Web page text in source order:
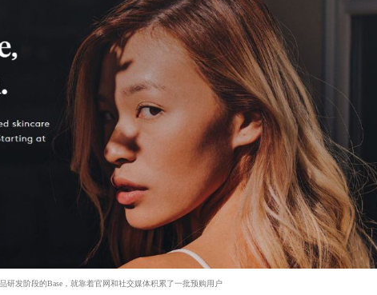
研发阶段的Base，就靠着官网和社交媒体积累了一批预购用户